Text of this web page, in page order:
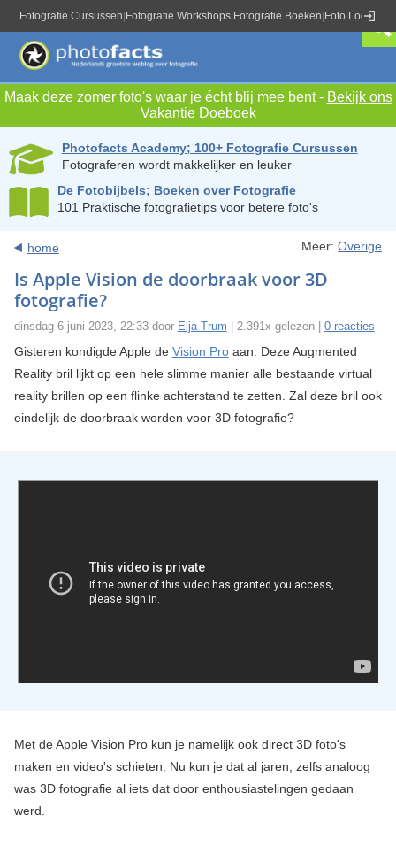
Fotografie Cursussen Fotografie Workshops Fotografie Boeken Foto Locaties
Maak deze zomer foto's waar je écht blij mee bent - Bekijk ons
Vakantie Doeboek
Photofacts Academy; 100+ Fotografie Cursussen
Fotograferen wordt makkelijker en leuker
De Fotobijbels; Boeken over Fotografie
101 Praktische fotografietips voor betere foto's
home Meer:Overige
Is Apple Vision de doorbraak voor 3D
fotografie?
dinsdag 6 juni 2023, 22:33 door Elja Trum | 2.391x gelezen | 0 reacties
Gisteren kondigde Apple de Vision Proaan. Deze Augmented
Reality bril lijkt op een hele slimme manier alle bestaande virtual
reality brillen op een flinke achterstand te zetten. Zal deze bril ook
eindelijk de doorbraak worden voor 3D fotografie?
Met de Apple Vision Pro kun je namelijk ook direct 3D foto's
maken en video's schieten. Nu kun je dat al jaren; zelfs analoog
was 3D fotografie al iets dat door enthousiastelingen gedaan
werd.